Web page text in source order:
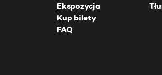
Ekspozycja
Kup bilety
FAQ